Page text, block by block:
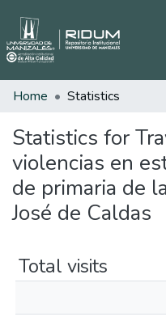
Home Statistics
Statistics for
violencias en
de primaria de
José de Caldas
Total visits